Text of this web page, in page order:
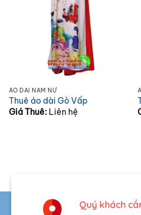
ÁO DÀI NAM NỮ
Thuê áo dài Gò Vấp
Giá Thuê: Liên hệ
Quý khách